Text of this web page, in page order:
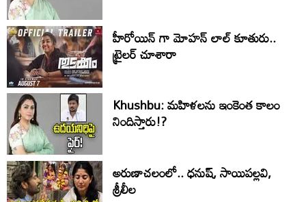
హీరోయిన్ గా మోహన్ లాల్ కూతురు..
ట్రైలర్ చూశారా
Khushbu: మహిళలను ఇంకెంత కాలం
నిందిస్తారు!?
అరుణాచలంలో.. ధనుష్, సాయిపల్లవి,
శ్రీలీల